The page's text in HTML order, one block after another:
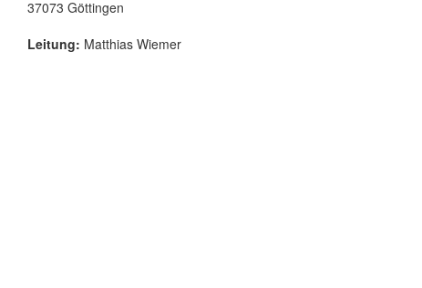
37073 Göttingen
Leitung: Matthias Wiemer